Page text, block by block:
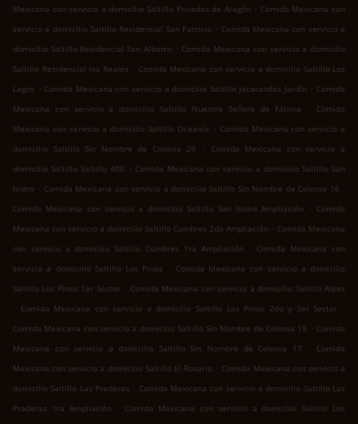
Mexicana con servicio a domicilio Saltillo Privadas de Aragón . Comida Mexicana con
servicio a domicilio Saltillo Residencial San Patricio . Comida Mexicana con servicio a
domicilio Saltillo Residencial San Alberto . Comida Mexicana con servicio a domicilio
Saltillo Residencial los Reales . Comida Mexicana con servicio a domicilio Saltillo Los
Lagos . Comida Mexicana con servicio a domicilio Saltillo Jacarandas Jardín . Comida
Mexicana con servicio a domicilio Saltillo Nuestra Señora de Fátima
.
Comida
Mexicana con servicio a domicilio Saltillo Oceanía . Comida Mexicana con servicio a
domicilio Saltillo Sin Nombre de Colonia 29
.
Comida Mexicana con servicio a
domicilio Saltillo Saltillo 400 . Comida Mexicana con servicio a domicilio Saltillo San
Isidro . Comida Mexicana con servicio a domicilio Saltillo Sin Nombre de Colonia 16 .
Comida Mexicana con servicio a domicilio Saltillo San Isidro Ampliación
. Comida
Mexicana con servicio a domicilio Saltillo Cumbres 2da Ampliación . Comida Mexicana
con servicio a domicilio Saltillo Cumbres 1ra Ampliación
. Comida Mexicana con
servicio a domicilio Saltillo Los Pinos
. Comida Mexicana con servicio a domicilio
Saltillo Los Pinos 1er Sector . Comida Mexicana con servicio a domicilio Saltillo Alpes
. Comida Mexicana con servicio a domicilio Saltillo Los Pinos 2do y 3er Sector
.
Comida Mexicana con servicio a domicilio Saltillo Sin Nombre de Colonia 19 . Comida
Mexicana con servicio a domicilio Saltillo Sin Nombre de Colonia 17
.
Comida
Mexicana con servicio a domicilio Saltillo El Rosario . Comida Mexicana con servicio a
domicilio Saltillo Las Praderas . Comida Mexicana con servicio a domicilio Saltillo Las
Praderas 1ra Ampliación
. Comida Mexicana con servicio a domicilio Saltillo Los